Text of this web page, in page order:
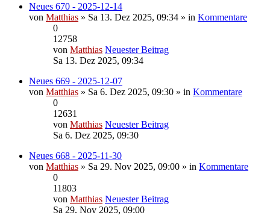
Neues 670 - 2025-12-14
von Matthias » Sa 13. Dez 2025, 09:34 » in Kommentare
0
12758
von Matthias Neuester Beitrag
Sa 13. Dez 2025, 09:34
Neues 669 - 2025-12-07
von Matthias » Sa 6. Dez 2025, 09:30 » in Kommentare
0
12631
von Matthias Neuester Beitrag
Sa 6. Dez 2025, 09:30
Neues 668 - 2025-11-30
von Matthias » Sa 29. Nov 2025, 09:00 » in Kommentare
0
11803
von Matthias Neuester Beitrag
Sa 29. Nov 2025, 09:00